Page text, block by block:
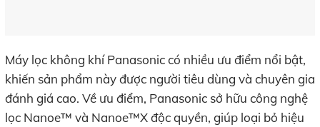
Máy lọc không khí Panasonic có nhiều ưu điểm nổi bật,
khiến sản phẩm này được người tiêu dùng và chuyên gia
đánh giá cao. Về ưu điểm, Panasonic sở hữu công nghệ
lọc Nanoe™ và Nanoe™X độc quyền, giúp loại bỏ hiệu